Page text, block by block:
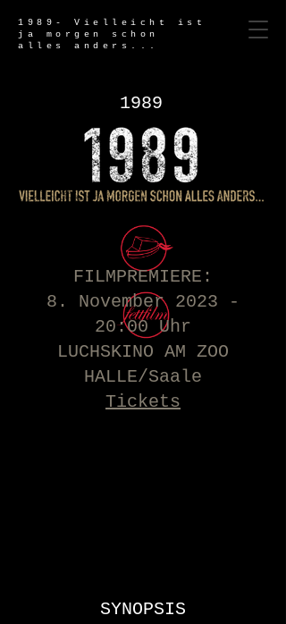
1989- Vielleicht ist
ja morgen schon
alles anders...
1989
FILMPREMIERE:
8. November 2023 -
20:00 Uhr
LUCHSKINO AM ZOO
HALLE/Saale
Tickets
SYNOPSIS